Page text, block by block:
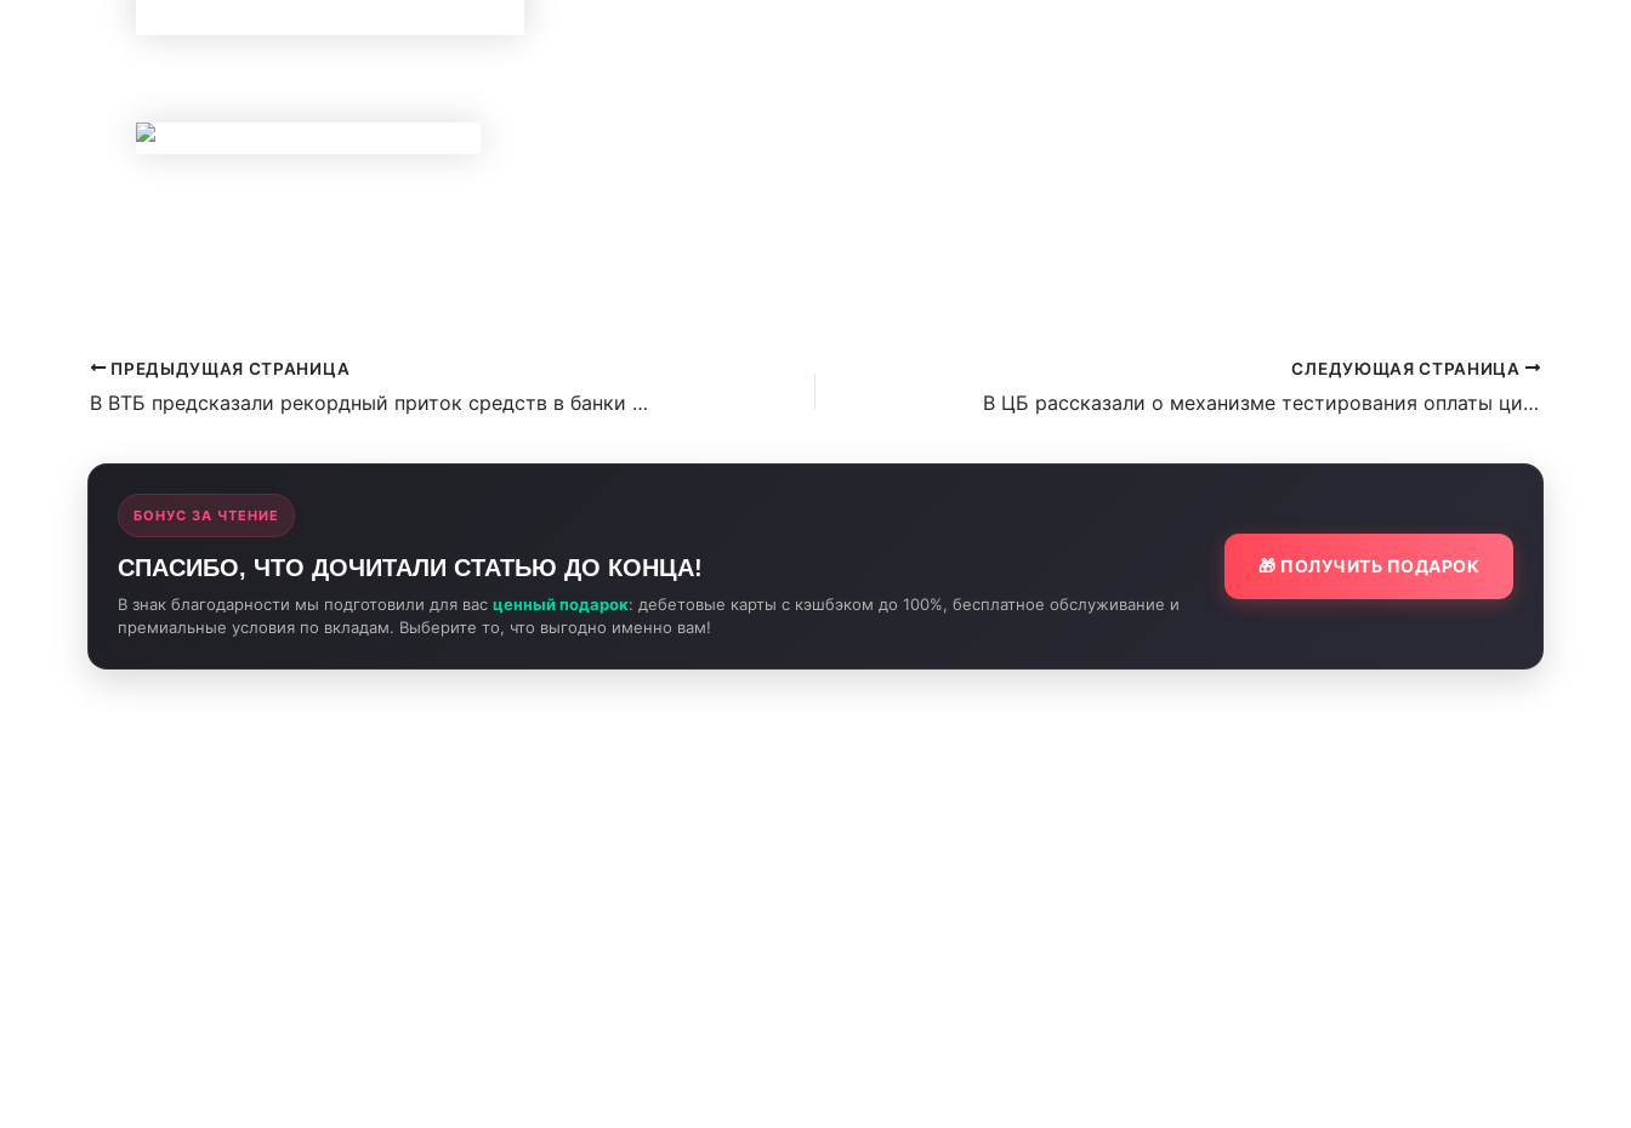
ПРЕДЫДУЩАЯ СТРАНИЦА
В ВТБ предсказали рекордный приток средств в банки по итогам года
СЛЕДУЮЩАЯ СТРАНИЦА
В ЦБ рассказали о механизме тестирования оплаты цифровым рублем на базе QR-кода
БОНУС ЗА ЧТЕНИЕ
СПАСИБО, ЧТО ДОЧИТАЛИ СТАТЬЮ ДО КОНЦА!
В знак благодарности мы подготовили для вас ценный подарок: дебетовые карты с кэшбэком до 100%, бесплатное обслуживание и
премиальные условия по вкладам. Выберите то, что выгодно именно вам!
🎁 ПОЛУЧИТЬ ПОДАРОК